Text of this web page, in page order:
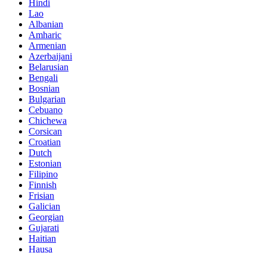
Hindi
Lao
Albanian
Amharic
Armenian
Azerbaijani
Belarusian
Bengali
Bosnian
Bulgarian
Cebuano
Chichewa
Corsican
Croatian
Dutch
Estonian
Filipino
Finnish
Frisian
Galician
Georgian
Gujarati
Haitian
Hausa